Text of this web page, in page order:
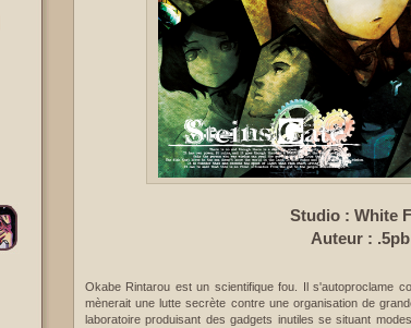
Studio : White
Auteur : .5pb
Okabe Rintarou est un scientifique fou. Il s'autoproclame
mènerait une lutte secrète contre une organisation de
laboratoire produisant des gadgets inutiles se situant